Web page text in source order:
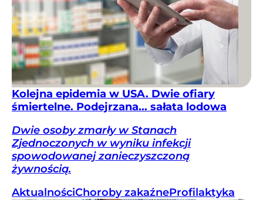
Kolejna epidemia w USA. Dwie ofiary
śmiertelne. Podejrzana... sałata lodowa
Dwie osoby zmarły w Stanach
Zjednoczonych w wyniku infekcji
spowodowanej zanieczyszczoną
żywnością.
AktualnościChoroby zakaźneProfilaktyka